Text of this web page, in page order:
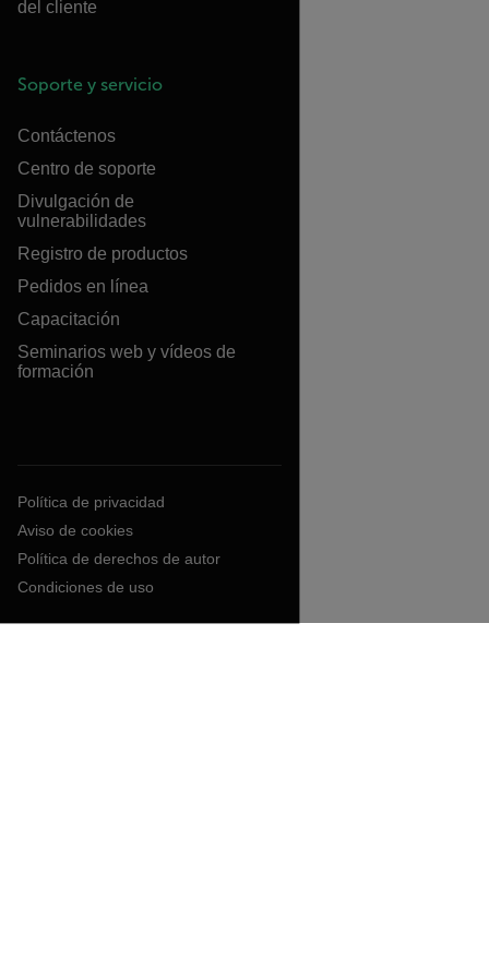
del cliente
Soporte y servicio
Contáctenos
Centro de soporte
Divulgación de
vulnerabilidades
Registro de productos
Pedidos en línea
Capacitación
Seminarios web y vídeos de
formación
Política de privacidad
Aviso de cookies
Política de derechos de autor
Condiciones de uso